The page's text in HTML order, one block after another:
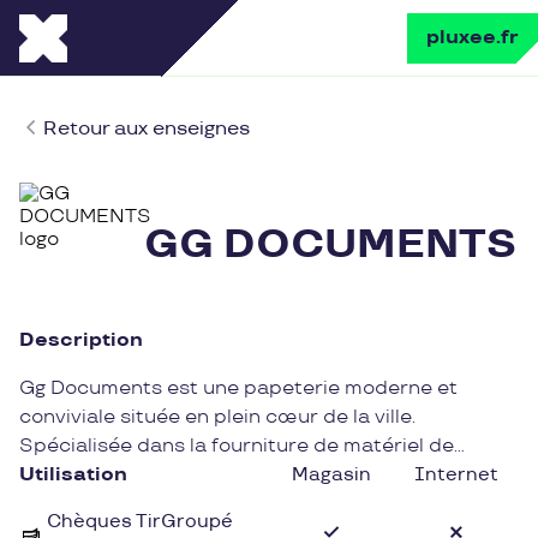
pluxee.fr
Retour aux enseignes
GG DOCUMENTS
Description
Gg Documents est une papeterie moderne et
conviviale située en plein cœur de la ville.
Spécialisée dans la fourniture de matériel de
bureau, de fournitures scolaires et d'articles de
gamme de produits de qualité pour répondre aux
Utilisation Magasin Internet
Chèques TirGroupé